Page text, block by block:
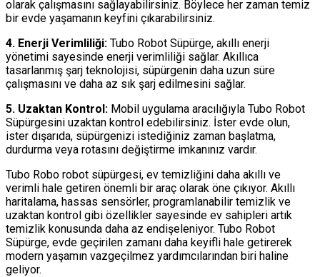
olarak çalışmasını sağlayabilirsiniz. Böylece her zaman temiz
bir evde yaşamanın keyfini çıkarabilirsiniz.
4. Enerji Verimliliği: Tubo Robot Süpürge, akıllı enerji
yönetimi sayesinde enerji verimliliği sağlar. Akıllıca
tasarlanmış şarj teknolojisi, süpürgenin daha uzun süre
çalışmasını ve daha az sık şarj edilmesini sağlar.
5. Uzaktan Kontrol: Mobil uygulama aracılığıyla Tubo Robot
Süpürgesini uzaktan kontrol edebilirsiniz. İster evde olun,
ister dışarıda, süpürgenizi istediğiniz zaman başlatma,
durdurma veya rotasını değiştirme imkanınız vardır.
Tubo Robo robot süpürgesi, ev temizliğini daha akıllı ve
verimli hale getiren önemli bir araç olarak öne çıkıyor. Akıllı
haritalama, hassas sensörler, programlanabilir temizlik ve
uzaktan kontrol gibi özellikler sayesinde ev sahipleri artık
temizlik konusunda daha az endişeleniyor. Tubo Robot
Süpürge, evde geçirilen zamanı daha keyifli hale getirerek
modern yaşamın vazgeçilmez yardımcılarından biri haline
geliyor.